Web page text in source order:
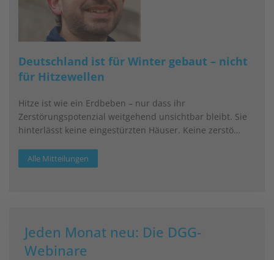
Deutschland ist für Winter gebaut – nicht
für Hitzewellen
Hitze ist wie ein Erdbeben – nur dass ihr
Zerstörungspotenzial weitgehend unsichtbar bleibt. Sie
hinterlässt keine eingestürzten Häuser. Keine zerstö…
Alle Mitteilungen
Jeden Monat neu: Die DGG-
Webinare